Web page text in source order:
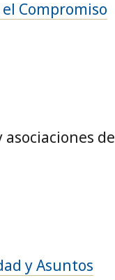
Compromiso
de
y Asuntos